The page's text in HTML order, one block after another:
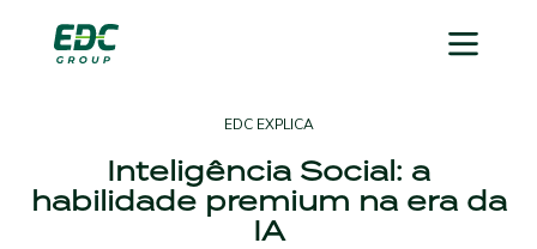
EDC EXPLICA
Inteligência Social: a
habilidade premium na era da
IA